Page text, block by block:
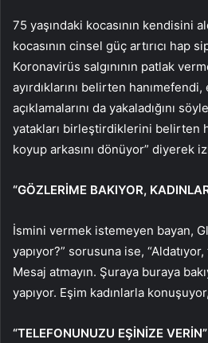
75 yaşındaki kocasının kendisini
kocasının cinsel güç artırıcı hap
Koronavirüs salgınının patlak
ayırdıklarını belirten
açıklamalarını da yakaladığını
yatakları birleştirdiklerini belirten
koyup arkasını dönüyor” diyerek
“GÖZLERİME BAKIYOR,
İsmini vermek istemeyen bayan,
yapıyor?” sorusuna ise,
Mesaj atmayın. Şuraya buraya
yapıyor. Eşim kadınlarla
“TELEFONUNUZU EŞİNİZE VERİN”